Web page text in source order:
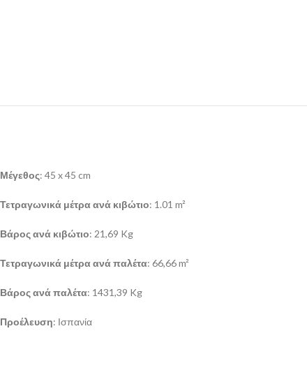
Μέγεθος: 45 x 45 cm
Τετραγωνικά μέτρα ανά κιβώτιο: 1.01 m²
Βάρος ανά κιβώτιο: 21,69 Kg
Τετραγωνικά μέτρα ανά παλέτα: 66,66 m²
Βάρος ανά παλέτα: 1431,39 Kg
Προέλευση: Ισπανία